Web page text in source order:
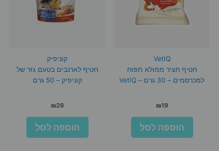
VetIQ
חטיף חציר ממולא תפוח
למכרסמים – 30 גרם – VetIQ
₪19
הוספה לסל
קוניפיק
חטיף לארנבים בטעם גזר של
קוניפיק – 50 גרם
₪26
הוספה לסל